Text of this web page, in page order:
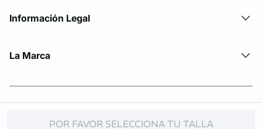
POR FAVOR SELECCIONA TU TALLA
Información Legal
La Marca